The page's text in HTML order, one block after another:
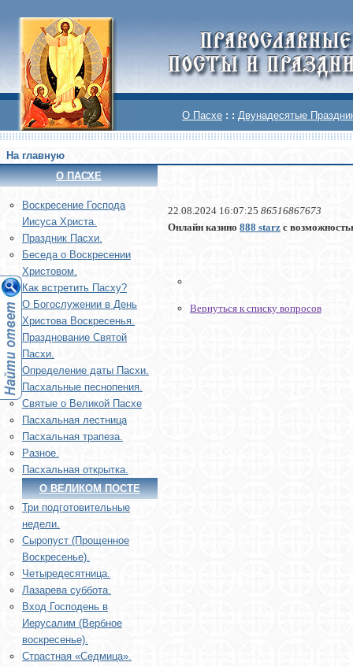
О Пасхе : : Двунадесятые
На главную
О ПАСХЕ
Воскреcение Господа
Иисуса Христа.
Праздник Пасхи.
Беседа о Воскресении
Христовом.
Как встретить Пасху?
О Богослужении в День
Христова Воскресенья.
Празднование Святой
Пасхи.
Определение даты Пасхи.
Пасхальные песнопения.
Святые о Великой Пасхе
Пасхальная лестница
Пасхальная трапеза.
Разное.
Пасхальная открытка.
О ВЕЛИКОМ ПОСТЕ
Три подготовительные
недели.
Сыропуст (Прощенное
Воскресенье).
Четыредесятница.
Лазарева суббота.
Вход Господень в
Иерусалим (Вербное
воскресенье).
Страстная «Седмица».
22.08.2024 16:07:25 86516867673
Онлайн казино 888 starz с
Вернуться к списку вопросов